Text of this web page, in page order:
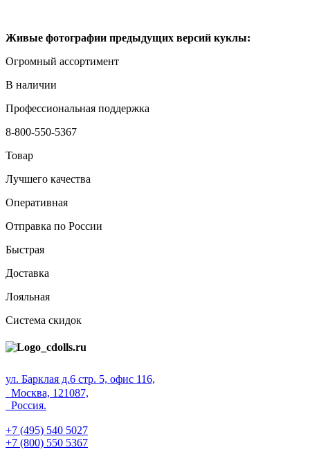
Живые фотографии предыдущих версий куклы:
Огромный ассортимент
В наличии
Профессиональная поддержка
8-800-550-5367
Товар
Лучшего качества
Оперативная
Отправка по России
Быстрая
Доставка
Лояльная
Система скидок
ул. Барклая д.6 стр. 5, офис 116,
Москва, 121087,
Россия.
+7 (495) 540 5027
+7 (800) 550 5367